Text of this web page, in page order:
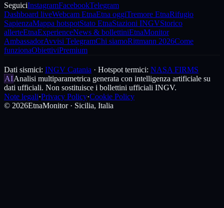
SeguiciInstagramFacebookTelegram
Dashboard liveWebcam EtnaEtna oggiTremore EtnaRifugio
SapienzaMappa hotspotStato EtnaStazioni INGVStorico
allerteEtnaExperienceNews & bollettiniEtnaMonitor
AmbassadorAvvisi TelegramChi siamoRittmann 2026Come
funzionaObiettiviPremium
Dati sismici: INGV Catania · Hotspot termici: NASA FIRMS
AIAnalisi multiparametrica generata con intelligenza artificiale su
dati ufficiali. Non sostituisce i bollettini ufficiali INGV.
Note legali·Privacy Policy·Cookie Policy
© 2026EtnaMonitor · Sicilia, Italia